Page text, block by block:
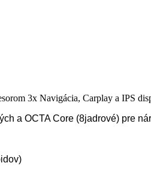
3x Navigácia, Carplay a IPS
a OCTA Core (8jadrové) pre